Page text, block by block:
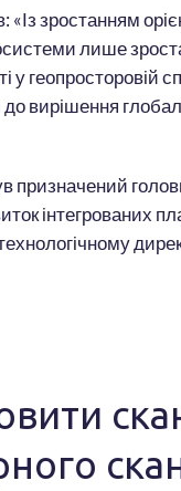
зростанням
лише
у геопросторовій
вирішення
призначений
інтегрованих